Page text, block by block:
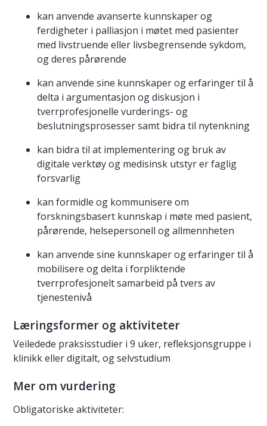
kan anvende avanserte kunnskaper og
ferdigheter i palliasjon i møtet med pasienter
med livstruende eller livsbegrensende sykdom,
og deres pårørende
kan anvende sine kunnskaper og erfaringer til å
delta i argumentasjon og diskusjon i
tverrprofesjonelle vurderings- og
beslutningsprosesser samt bidra til nytenkning
kan bidra til at implementering og bruk av
digitale verktøy og medisinsk utstyr er faglig
forsvarlig
kan formidle og kommunisere om
forskningsbasert kunnskap i møte med pasient,
pårørende, helsepersonell og allmennheten
kan anvende sine kunnskaper og erfaringer til å
mobilisere og delta i forpliktende
tverrprofesjonelt samarbeid på tvers av
tjenestenivå
Læringsformer og aktiviteter
Veiledede praksisstudier i 9 uker, refleksjonsgruppe i
klinikk eller digitalt, og selvstudium
Mer om vurdering
Obligatoriske aktiviteter: